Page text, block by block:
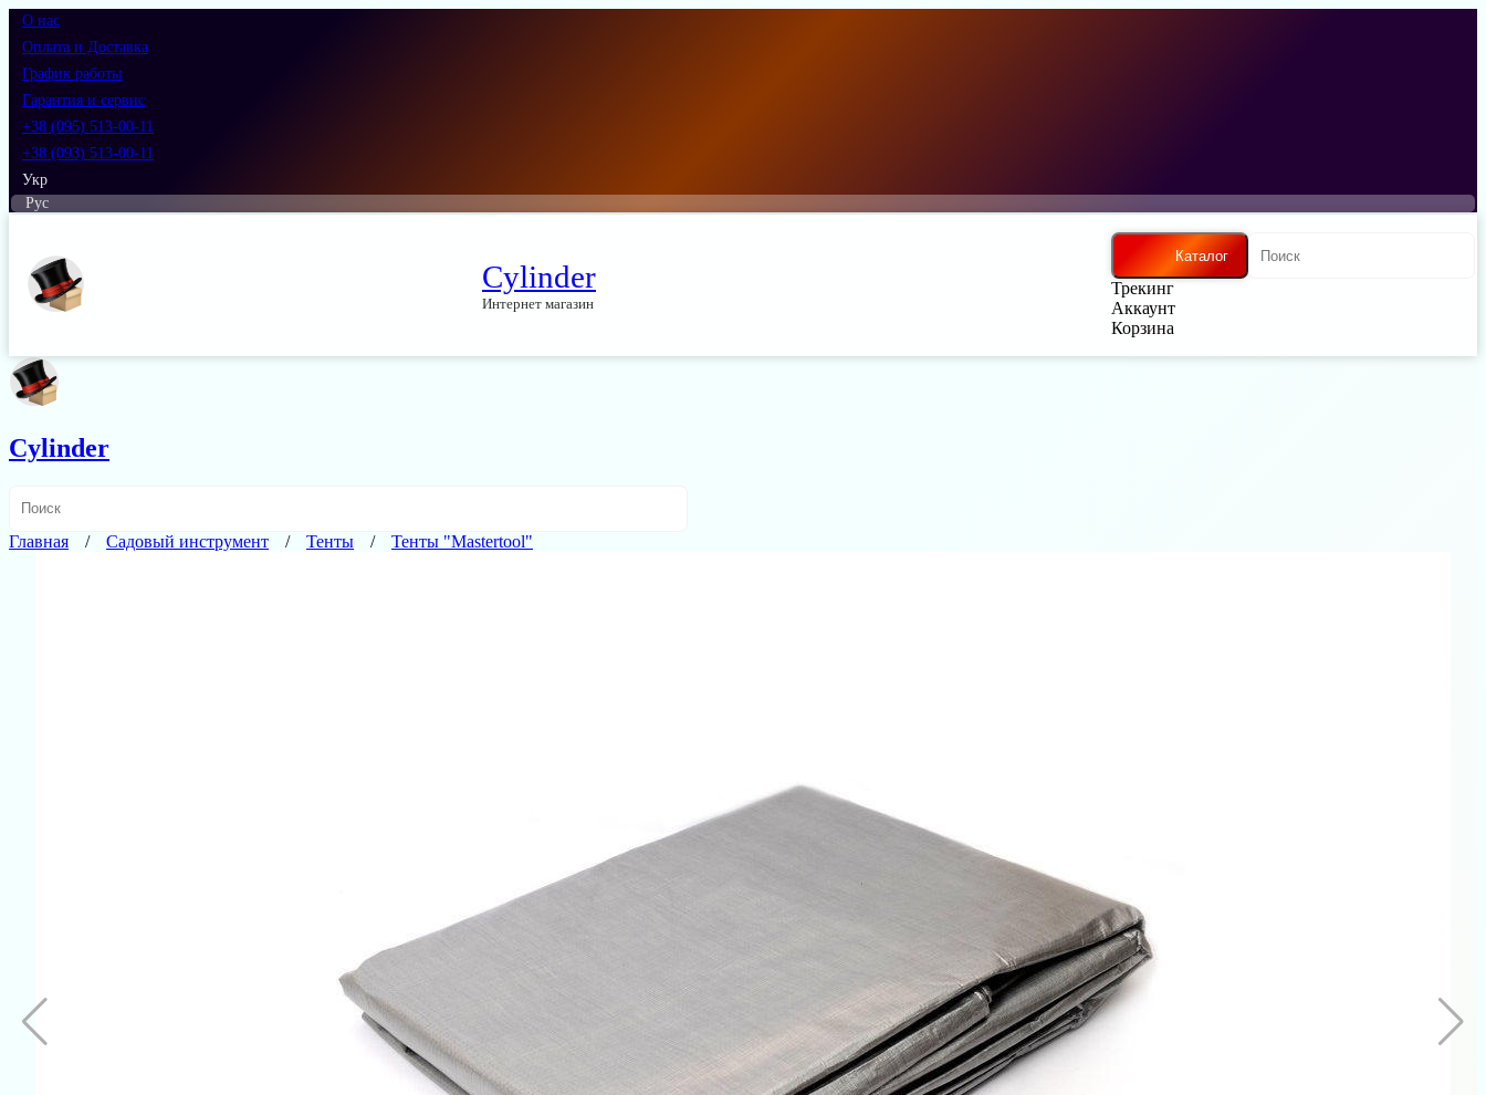
О нас
Оплата и Доставка
График работы
Гарантия и сервис
+38 (095) 513-00-11
+38 (093) 513-00-11
Укр
Рус
Cylinder
Интернет магазин
Каталог
Трекинг
Аккаунт
Корзина
Cylinder
Главная Садовый инструмент Тенты Тенты "Mastertool"